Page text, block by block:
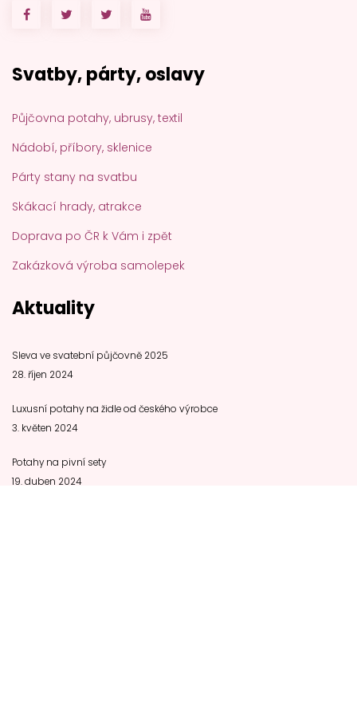
Svatby, párty, oslavy
Půjčovna potahy, ubrusy, textil
Nádobí, příbory, sklenice
Párty stany na svatbu
Skákací hrady, atrakce
Doprava po ČR k Vám i zpět
Zakázková výroba samolepek
Aktuality
Sleva ve svatební půjčovně 2025
28. říjen 2024
Luxusní potahy na židle od českého výrobce
3. květen 2024
Potahy na pivní sety
19. duben 2024